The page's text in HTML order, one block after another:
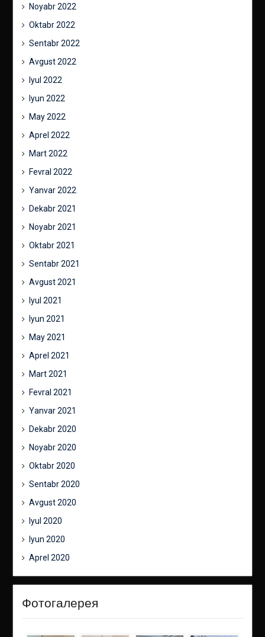
Noyabr 2022
Oktabr 2022
Sentabr 2022
Avgust 2022
Iyul 2022
Iyun 2022
May 2022
Aprel 2022
Mart 2022
Fevral 2022
Yanvar 2022
Dekabr 2021
Noyabr 2021
Oktabr 2021
Sentabr 2021
Avgust 2021
Iyul 2021
Iyun 2021
May 2021
Aprel 2021
Mart 2021
Fevral 2021
Yanvar 2021
Dekabr 2020
Noyabr 2020
Oktabr 2020
Sentabr 2020
Avgust 2020
Iyul 2020
Iyun 2020
Aprel 2020
Фотогалерея